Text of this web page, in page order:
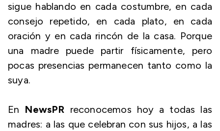
sigue hablando en cada costumbre, en cada
consejo repetido, en cada plato, en cada
oración y en cada rincón de la casa. Porque
una madre puede partir físicamente, pero
pocas presencias permanecen tanto como la
suya.
En NewsPR reconocemos hoy a todas las
madres: a las que celebran con sus hijos, a las